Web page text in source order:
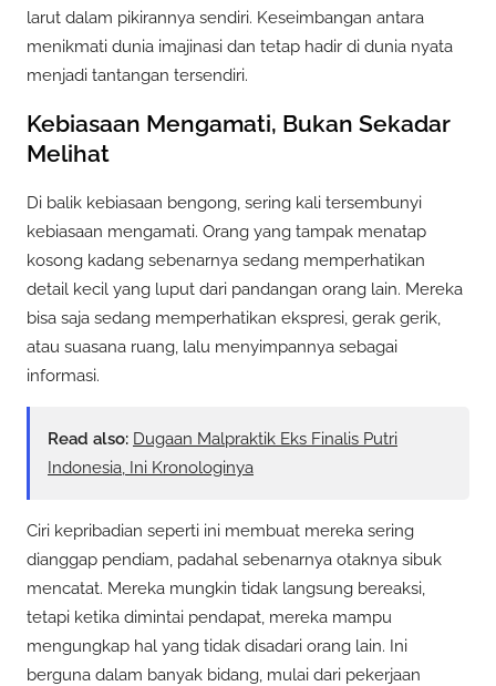
larut dalam pikirannya sendiri. Keseimbangan antara
menikmati dunia imajinasi dan tetap hadir di dunia nyata
menjadi tantangan tersendiri.
Kebiasaan Mengamati, Bukan Sekadar
Melihat
Di balik kebiasaan bengong, sering kali tersembunyi
kebiasaan mengamati. Orang yang tampak menatap
kosong kadang sebenarnya sedang memperhatikan
detail kecil yang luput dari pandangan orang lain. Mereka
bisa saja sedang memperhatikan ekspresi, gerak gerik,
atau suasana ruang, lalu menyimpannya sebagai
informasi.
Read also: Dugaan Malpraktik Eks Finalis Putri
Indonesia, Ini Kronologinya
Ciri kepribadian seperti ini membuat mereka sering
dianggap pendiam, padahal sebenarnya otaknya sibuk
mencatat. Mereka mungkin tidak langsung bereaksi,
tetapi ketika dimintai pendapat, mereka mampu
mengungkap hal yang tidak disadari orang lain. Ini
berguna dalam banyak bidang, mulai dari pekerjaan